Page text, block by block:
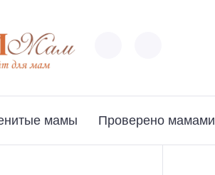
мамы Проверено мамами